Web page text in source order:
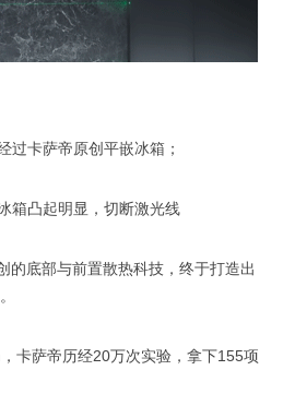
过卡萨帝原创平嵌冰箱；
箱凸起明显，切断激光线
的底部与前置散热科技，终于打造出
卡萨帝历经20万次实验，拿下155项